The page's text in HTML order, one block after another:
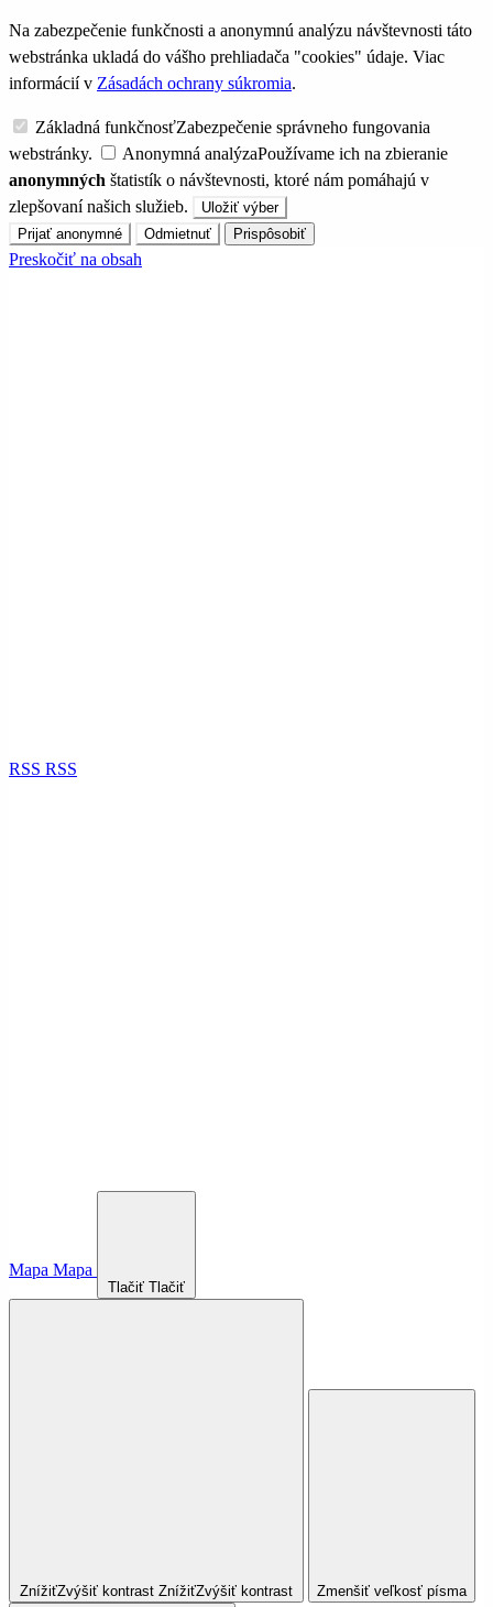
Na zabezpečenie funkčnosti a anonymnú analýzu návštevnosti táto
webstránka ukladá do vášho prehliadača "cookies" údaje. Viac
informácií v Zásadách ochrany súkromia.
Základná funkčnosťZabezpečenie správneho fungovania
webstránky.
Anonymná analýzaPoužívame ich na zbieranie
anonymných štatistík o návštevnosti, ktoré nám pomáhajú v
zlepšovaní našich služieb.
Uložiť výber
Prijať anonymné
Odmietnuť Prispôsobiť
Preskočiť na obsah
RSS RSS
Mapa Mapa
Tlačiť Tlačiť
ZnížiťZvýšiť kontrast ZnížiťZvýšiť kontrast Zmenšiť veľkosť písma